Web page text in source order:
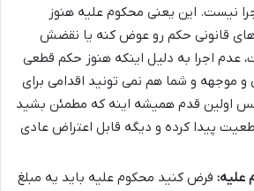
نیست. این یعنی محکوم علیه هنوز
های قانونی حکم رو عوض کنه یا نقضش
عدم اجرا به دلیل اینکه هنوز حکم قطعی
و موجهه و شما هم نمی تونید اقدامی برای
پس اولین قدم همیشه اینه که مطمئن بشید
پیدا کرده و دیگه قابل اعتراض عادی
علیه: فرض کنید محکوم علیه باید یه مبلغ